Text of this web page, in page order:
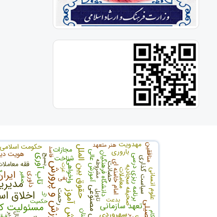
اخلاق آموزش و پرورشمسئولیت
تاب آوری حقوق بین الملل
هوش مصنوعیتعهد سازمانی
سهروردی
دانشگاه فرهنگیان فقه
داوری امام خامنه ای واخواهی
هویت آموزش عالی برنامه ریزی درسیصحیفه سجادیه علوم انسانیسیاست گذاری
حکومت اسلامی
رحمت
شناخت
مجازات
مهدویت
معاملات
منافقین باروری
حضانت
هنر متعهد
حکمیت تاویل
صغیر بغی
بسیج
بدعت
عزت مشروطه
فاسد
ربا